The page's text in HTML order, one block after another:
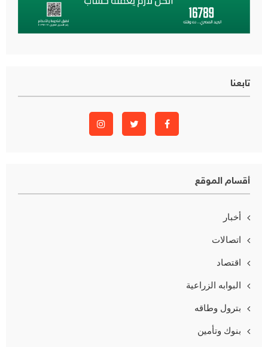
تابعنا
أقسام الموقع
أخبار
اتصالات
اقتصاد
البوابه الزراعية
بترول وطاقه
بنوك وتأمين